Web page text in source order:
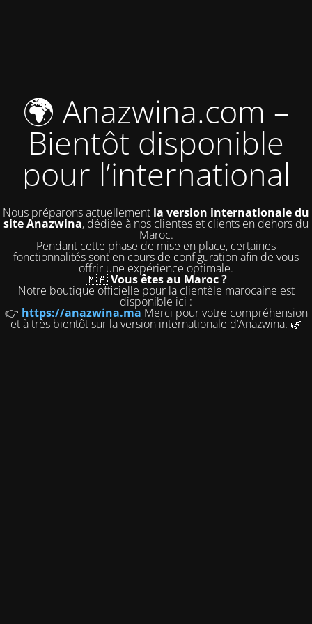
🌍 Anazwina.com –
Bientôt disponible
pour l’international
Nous préparons actuellement la version internationale du
site Anazwina, dédiée à nos clientes et clients en dehors du
Maroc.
Pendant cette phase de mise en place, certaines
fonctionnalités sont en cours de configuration afin de vous
offrir une expérience optimale.
🇲🇦Vous êtes au Maroc ?
Notre boutique officielle pour la clientèle marocaine est
disponible ici :
👉 https://anazwina.ma Merci pour votre compréhension
et à très bientôt sur la version internationale d’Anazwina. 🌿